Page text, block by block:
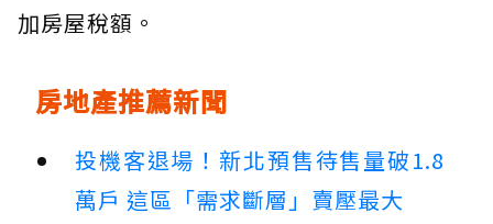
加房屋稅額。
房地產推薦新聞
投機客退場！新北預售待售量破1.8
萬戶 這區「需求斷層」賣壓最大